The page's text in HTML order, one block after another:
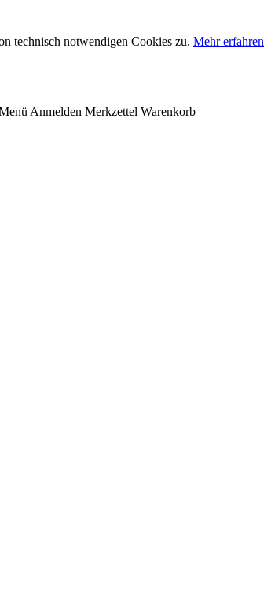
technisch notwendigen Cookies zu. Mehr erfahren
Anmelden Merkzettel Warenkorb